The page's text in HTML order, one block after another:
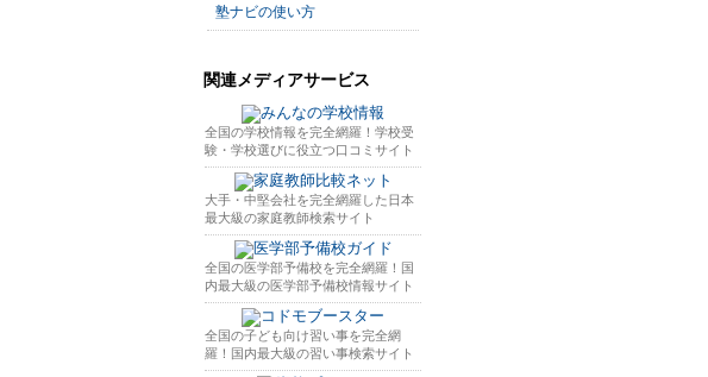
塾ナビの使い方
関連メディアサービス
全国の学校情報を完全網羅！学校受
験・学校選びに役立つ口コミサイト
大手・中堅会社を完全網羅した日本
最大級の家庭教師検索サイト
全国の医学部予備校を完全網羅！国
内最大級の医学部予備校情報サイト
全国の子ども向け習い事を完全網
羅！国内最大級の習い事検索サイト